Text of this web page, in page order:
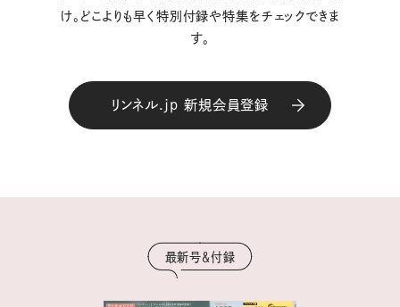
け。どこよりも早く特別付録や特集をチェックできま
す。
リンネル.jp 新規会員登録
最新号＆付録